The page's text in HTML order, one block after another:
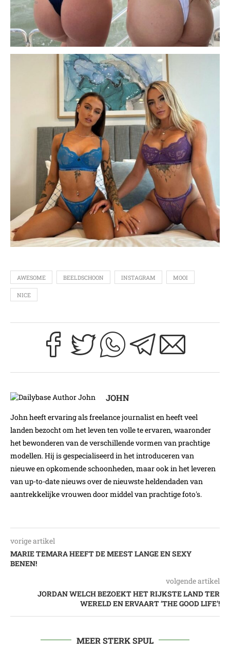
AWESOME BEELDSCHOON INSTAGRAM MOOI
NICE
JOHN
John heeft ervaring als freelance journalist en heeft veel
landen bezocht om het leven ten volle te ervaren, waaronder
het bewonderen van de verschillende vormen van prachtige
modellen. Hij is gespecialiseerd in het introduceren van
nieuwe en opkomende schoonheden, maar ook in het leveren
van up-to-date nieuws over de nieuwste heldendaden van
aantrekkelijke vrouwen door middel van prachtige foto's.
vorige artikel
MARIE TEMARA HEEFT DE MEEST LANGE EN SEXY
BENEN!
volgende artikel
JORDAN WELCH BEZOEKT HET RIJKSTE LAND TER
WERELD EN ERVAART ‘THE GOOD LIFE’!
MEER STERK SPUL